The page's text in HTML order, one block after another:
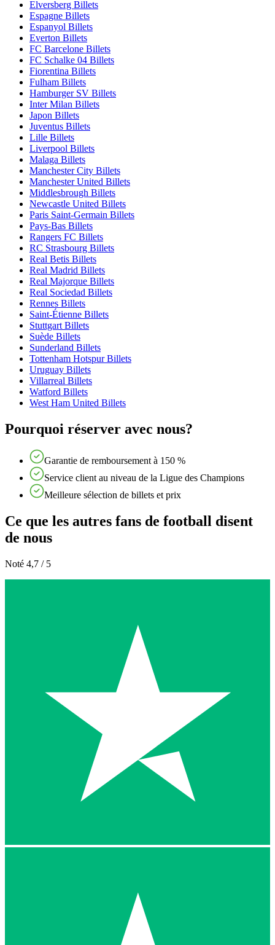
Elversberg Billets
Espagne Billets
Espanyol Billets
Everton Billets
FC Barcelone Billets
FC Schalke 04 Billets
Fiorentina Billets
Fulham Billets
Hamburger SV Billets
Inter Milan Billets
Japon Billets
Juventus Billets
Lille Billets
Liverpool Billets
Malaga Billets
Manchester City Billets
Manchester United Billets
Middlesbrough Billets
Newcastle United Billets
Paris Saint-Germain Billets
Pays-Bas Billets
Rangers FC Billets
RC Strasbourg Billets
Real Betis Billets
Real Madrid Billets
Real Majorque Billets
Real Sociedad Billets
Rennes Billets
Saint-Étienne Billets
Stuttgart Billets
Suède Billets
Sunderland Billets
Tottenham Hotspur Billets
Uruguay Billets
Villarreal Billets
Watford Billets
West Ham United Billets
Pourquoi réserver avec nous?
Garantie de remboursement à 150 %
Service client au niveau de la Ligue des Champions
Meilleure sélection de billets et prix
Ce que les autres fans de football disent
de nous
Noté 4,7 / 5